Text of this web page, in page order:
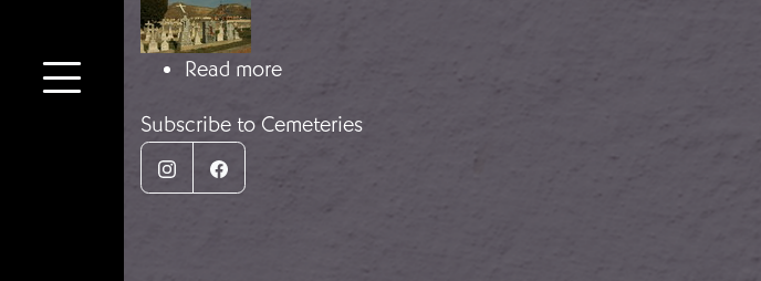
Read moreabout Cementerio de Paracuellos
Subscribe to Cemeteries
InstagramFacebook